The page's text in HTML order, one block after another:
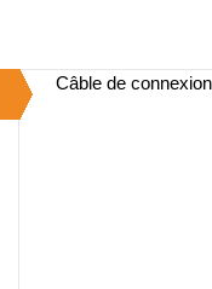
Câble de